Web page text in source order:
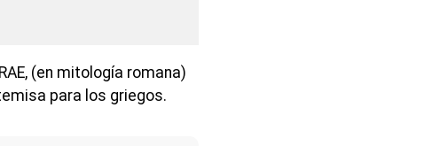
(en mitología romana)
para los griegos.